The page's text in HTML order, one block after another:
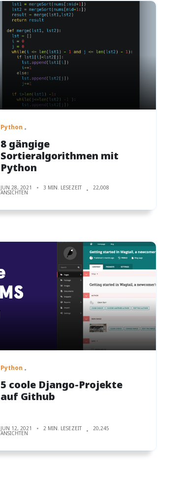
Python
8 gängige
Sortieralgorithmen mit
Python
JUN 28, 2021 3 MIN. LESEZEIT 22,008
ANSICHTEN
Python
5 coole Django-Projekte
auf Github
JUN 12, 2021 2 MIN. LESEZEIT 20,245
ANSICHTEN